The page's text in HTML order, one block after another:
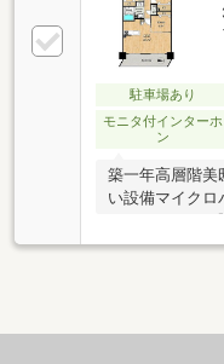
駐車場あり
モニタ付インターホ
ン
築一年高層階美
い設備マイクロ
ルコニーから
はバルコニーか